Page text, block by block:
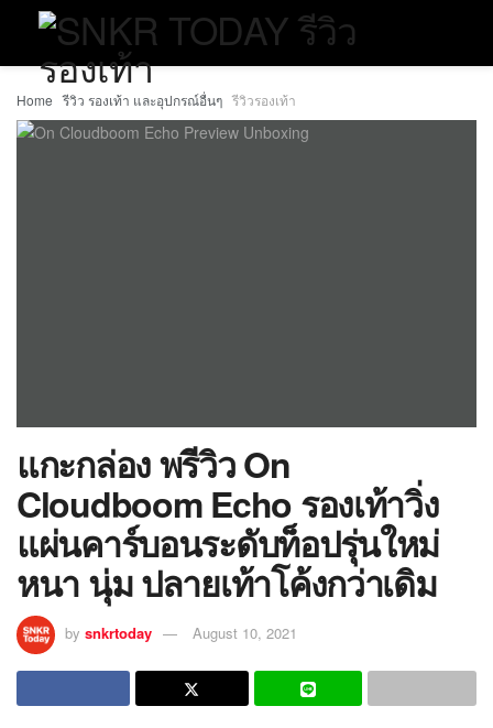
Home รีวิว รองเท้า และอุปกรณ์อื่นๆ รีวิวรองเท้า
แกะกล่อง พรีวิว On
Cloudboom Echo รองเท้าวิ่ง
แผ่นคาร์บอนระดับท็อปรุ่นใหม่
หนา นุ่ม ปลายเท้าโค้งกว่าเดิม
by snkrtoday August 10, 2021